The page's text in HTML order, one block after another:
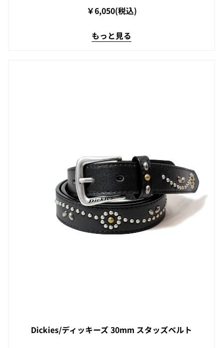
￥6,050(税込)
もっと見る
Dickies/ディッキーズ 30mm スタッズベルト